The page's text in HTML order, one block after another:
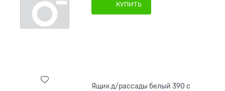
КУПИТЬ
Ящик д/рассады белый 390 с